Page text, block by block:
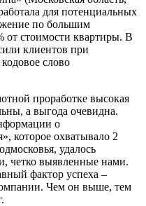
для потенциальных
по большим
от стоимости квартиры. В
клиентов при
слово
проработке высокая
а выгода очевидна.
о
которое охватывало 2
удалось
четко выявленные нами.
фактор успеха –
Чем он выше, тем